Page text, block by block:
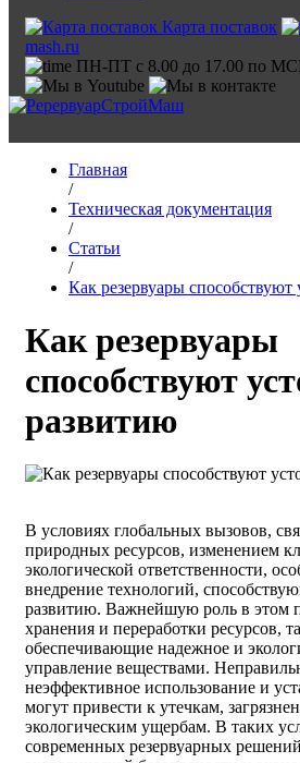
Карта поставок
mash.ru
ПН-ПТ с 8.00 до 17.00 по
Главная
/
Техническая документация
/
Статьи
/
Как резервуары
Как резервуары
способствуют
развитию
В условиях глобальных вызовов,
природных ресурсов, изменением
экологической ответственности,
внедрение технологий,
развитию. Важнейшую роль в этом
хранения и переработки ресурсов,
обеспечивающие надежное и
управление веществами.
неэффективное использование и
могут привести к утечкам,
экологическим ущербам. В таких
современных резервуарных